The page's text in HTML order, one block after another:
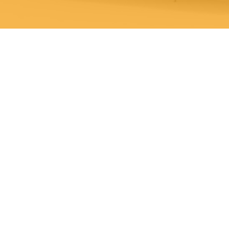
100% Swiss Made